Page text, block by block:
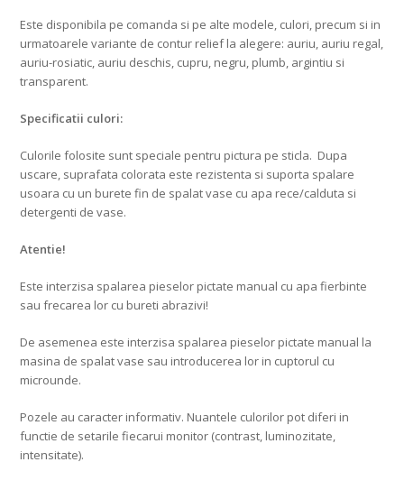
Este disponibila pe comanda si pe alte modele, culori, precum si in
urmatoarele variante de contur relief la alegere: auriu, auriu regal,
auriu-rosiatic, auriu deschis, cupru, negru, plumb, argintiu si
transparent.
Specificatii culori:
Culorile folosite sunt speciale pentru pictura pe sticla. Dupa
uscare, suprafata colorata este rezistenta si suporta spalare
usoara cu un burete fin de spalat vase cu apa rece/calduta si
detergenti de vase.
Atentie!
Este interzisa spalarea pieselor pictate manual cu apa fierbinte
sau frecarea lor cu bureti abrazivi!
De asemenea este interzisa spalarea pieselor pictate manual la
masina de spalat vase sau introducerea lor in cuptorul cu
microunde.
Pozele au caracter informativ. Nuantele culorilor pot diferi in
functie de setarile fiecarui monitor (contrast, luminozitate,
intensitate).